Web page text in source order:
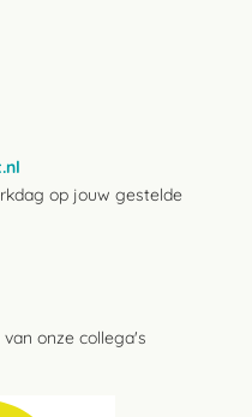
op jouw gestelde
onze collega's